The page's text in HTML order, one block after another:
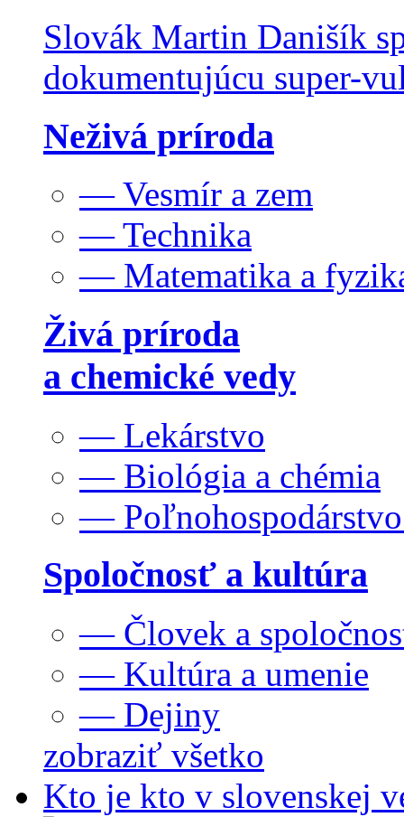
Slovák Martin Danišík
dokumentujúcu super-
Neživá príroda
— Vesmír a zem
— Technika
— Matematika a
Živá príroda
a chemické vedy
— Lekárstvo
— Biológia a chémia
—
Spoločnosť a kultúra
— Človek a
— Kultúra a umenie
— Dejiny
zobraziť všetko
Kto je kto v slovenskej